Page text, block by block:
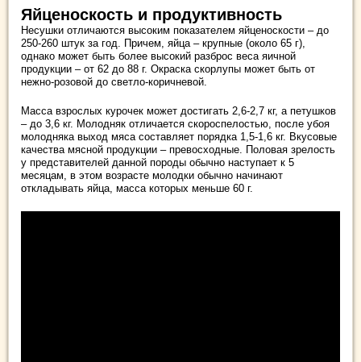
Яйценоскость и продуктивность
Несушки отличаются высоким показателем яйценоскости – до
250-260 штук за год. Причем, яйца – крупные (около 65 г),
однако может быть более высокий разброс веса яичной
продукции – от 62 до 88 г. Окраска скорлупы может быть от
нежно-розовой до светло-коричневой.
Масса взрослых курочек может достигать 2,6-2,7 кг, а петушков
– до 3,6 кг. Молодняк отличается скороспелостью, после убоя
молодняка выход мяса составляет порядка 1,5-1,6 кг. Вкусовые
качества мясной продукции – превосходные. Половая зрелость
у представителей данной породы обычно наступает к 5
месяцам, в этом возрасте молодки обычно начинают
откладывать яйца, масса которых меньше 60 г.